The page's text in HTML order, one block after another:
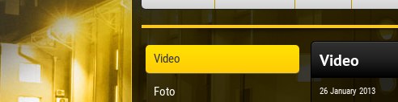
Video
Foto
Video
26 January 2013